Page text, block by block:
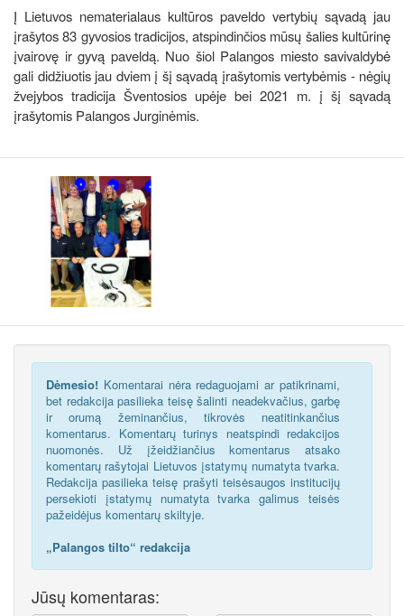
Į Lietuvos nematerialaus kultūros paveldo vertybių sąvadą jau
įrašytos 83 gyvosios tradicijos, atspindinčios mūsų šalies kultūrinę
įvairovę ir gyvą paveldą. Nuo šiol Palangos miesto savivaldybė
gali didžiuotis jau dviem į šį sąvadą įrašytomis vertybėmis - nėgių
žvejybos tradicija Šventosios upėje bei 2021 m. į šį sąvadą
įrašytomis Palangos Jurginėmis.
Dėmesio! Komentarai nėra redaguojami ar patikrinami,
bet redakcija pasilieka teisę šalinti neadekvačius, garbę
ir orumą žeminančius, tikrovės neatitinkančius
komentarus. Komentarų turinys neatspindi redakcijos
nuomonės. Už įžeidžiančius komentarus atsako
komentarų rašytojai Lietuvos įstatymų numatyta tvarka.
Redakcija pasilieka teisę prašyti teisėsaugos institucijų
persekioti įstatymų numatyta tvarka galimus teisės
pažeidėjus komentarų skiltyje.
„Palangos tilto“ redakcija
Jūsų komentaras: